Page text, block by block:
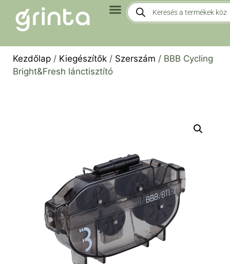
Kezdőlap / Kiegészítők / Szerszám / BBB Cycling
Bright&Fresh lánctisztító